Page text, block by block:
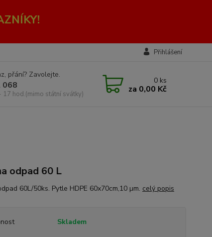
Přihlášení
přání? Zavolejte.
068
17 hod.(mimo státní svátky)
0 ks
za 0,00 Kč
odpad 60 L
60L/50ks. Pytle HDPE 60x70cm,10 µm. celý popis
Skladem